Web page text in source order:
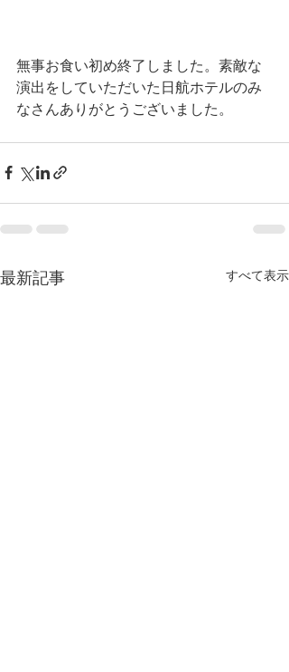
無事お食い初め終了しました。素敵な
演出をしていただいた日航ホテルのみ
なさんありがとうございました。
最新記事 すべて表示